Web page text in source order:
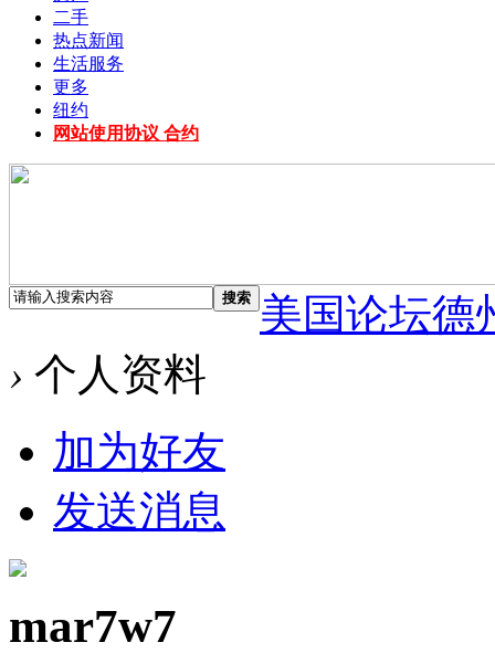
二手
热点新闻
生活服务
更多
纽约
网站使用协议 合约
搜索
美国论坛德
› 个人资料
加为好友
发送消息
mar7w7